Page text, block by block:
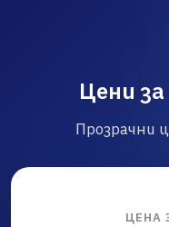
Цени
Прозрачни
ЦЕНА